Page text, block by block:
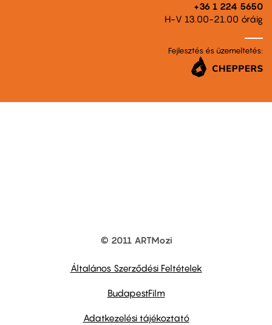
+36 1 224 5650
H-V 13.00-21.00 óráig
Fejlesztés és üzemeltetés:
© 2011 ARTMozi
Általános Szerződési Feltételek
BudapestFilm
Adatkezelési tájékoztató